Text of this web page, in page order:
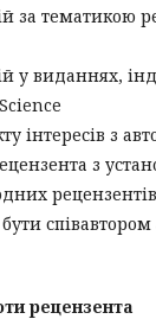
за тематикою
у виданнях,
інтересів з
з
співавтором
рецензента